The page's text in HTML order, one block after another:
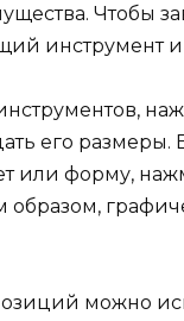
Чтобы
инструмент
его размеры.
или форму,
образом,
можно